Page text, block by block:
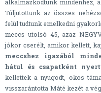
alkalmazkodtunk mindenhez,
Túljutottunk az összes
felül tudtunk emelkedni
meccs utolsó 45, azaz
jókor cserélt, amikor kellett,
meccshez igazából
hátul és csapatként
kellettek a nyugodt, okos
visszarántotta Máté kezét a